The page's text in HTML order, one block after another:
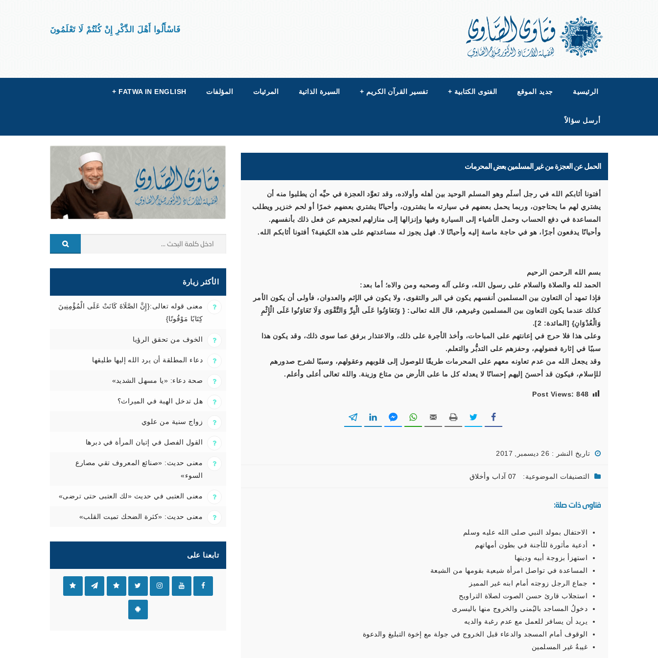
فَاسْأَلُوا أَهْلَ الذِّكْرِ إِنْ كُنْتُمْ لَا تَعْلَمُونَ
الرئيسية جديد الموقع الفتوى الكتابية + تفسير القرآن الكريم + السيرة الذاتية المرئيات المؤلفات FATWA IN ENGLISH
+
أرسل سؤالاً
الحمل عن العجزة من غير المسلمين بعض المحرمات
أفتونا أثابكم الله في رجل أسلَم وهو المسلم الوحيد بين أهله وأولاده، وقد تعوَّد العجزة في حيِّه أن يطلبوا منه أن
يشتري لهم ما يحتاجون، وربما يحمل بعضهم في سيارته ما يشترون، وأحيانًا يشتري بعضهم خمرًا أو لحم خنزير ويطلب
المساعدة في دفع الحساب وحمل الأشياء إلى السيارة وفيها وإنزالها إلى منازلهم لعجزهم عن فعل ذلك بأنفسهم.
وأحيانًا يدفعون أجرًا، هو في حاجة ماسة إليه وأحيانًا لا. فهل يجوز له مساعدتهم على هذه الكيفية؟ أفتونا أثابكم الله.
بسم الله الرحمن الرحيم
الحمد لله والصلاة والسلام على رسول الله، وعلى آله وصحبه ومن والاه؛ أما بعد:
فإذا تمهد أن التعاون بين المسلمين أنفسهم يكون في البر والتقوى، ولا يكون في الإثم والعدوان، فأولى أن يكون الأمر
كذلك عندما يكون التعاون بين المسلمين وغيرهم، قال الله تعالى: { وَتَعَاوَنُوا عَلَى الْبِرِّ وَالتَّقْوَى وَلَا تَعَاوَنُوا عَلَى الْإِثْمِ
وَالْعُدْوَانِ} [المائدة: 2].
وعلى هذا فلا حرج في إعانتهم على المباحات، وأخذ الأجرة على ذلك، والاعتذار برفق عما سوى ذلك، وقد يكون هذا
سببًا في إثارة فضولهم، وحفزهم على التدبُّر والتعلم.
وقد يجعل الله من عدم تعاونه معهم على المحرمات طريقًا للوصول إلى قلوبهم وعقولهم، وسببًا لشرح صدورهم
للإسلام، فيكون قد أحسنَ إليهم إحسانًا لا يعدله كل ما على الأرض من متاع وزينة. والله تعالى أعلى وأعلم.
Post Views: 848
تاريخ النشر : 26 ديسمبر, 2017
التصنيفات الموضوعية: 07 آداب وأخلاق
فتاوى ذات صلة:
الاحتفال بمولد النبي صلى الله عليه وسلم
أدعية مأثورة للأجنة في بطون أمهاتهم
استهزأ بزوجة أبيه ودينها
المساعدة في تواصل امرأة شيعية بقومها من الشيعة
جماع الرجل زوجته أمام ابنه غير المميز
استجلاب قارئ حسن الصوت لصلاة التراويح
دخولُ المساجد باليُمنى والخروج منها باليسرى
يريد أن يسافر للعمل مع عدم رغبة والديه
الوقوف أمام المسجد والدعاء قبل الخروج في جولة مع إخوة التبليغ والدعوة
غيبةُ غير المسلمين
الأكثر زيارة
معنى قوله تعالى:{إِنَّ الصَّلَاةَ كَانَتْ عَلَى الْمُؤْمِنِينَ
كِتَابًا مَوْقُوتًا}
الخوف من تحقق الرؤيا
دعاء المطلقة أن يرد الله إليها طليقها
صحة دعاء: «يا مسهل الشديد»
هل تدخل الهبة في الميراث؟
زواج سنية من علوي
القول الفصل في إتيان المرأة في دبرها
معنى حديث: «صنائع المعروف تقي مصارع
السوء»
معنى العتبى في حديث «لك العتبى حتى ترضى»
معنى حديث: «كثرة الضحك تميت القلب»
تابعنا على